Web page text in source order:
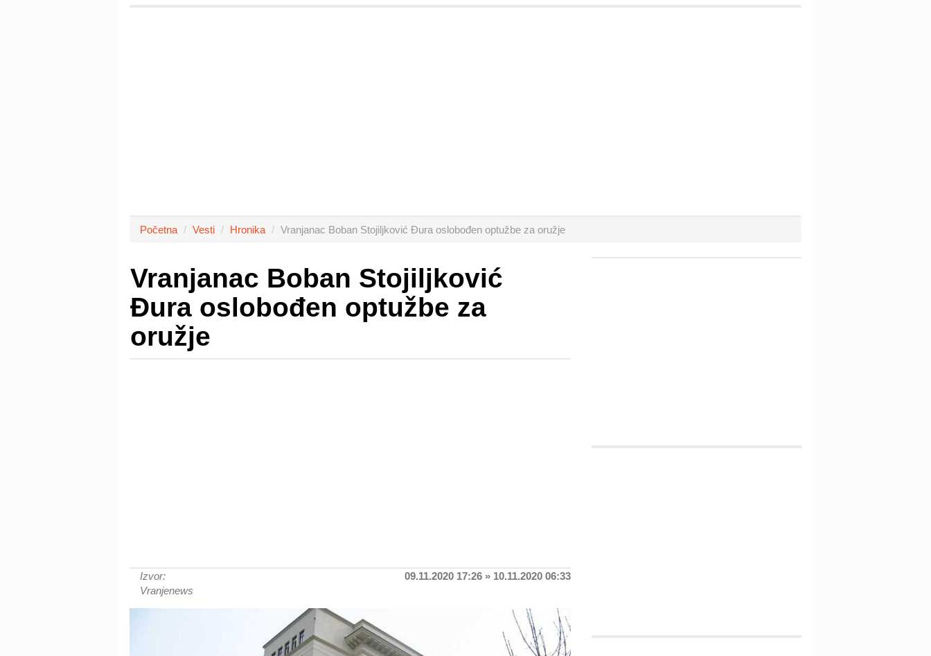
Početna Vesti Hronika Vranjanac Boban Stojiljković Đura oslobođen optužbe za oružje
Vranjanac Boban Stojiljković
Đura oslobođen optužbe za
oružje
Izvor:
Vranjenews
09.11.2020 17:26 » 10.11.2020 06:33